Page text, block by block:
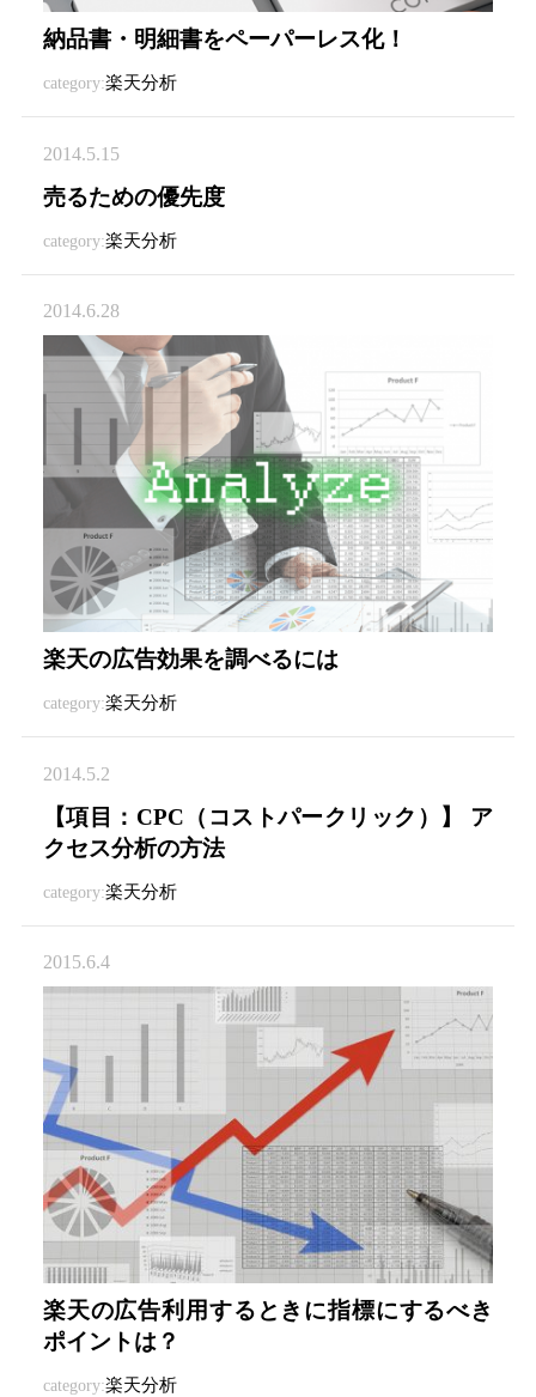
納品書・明細書をペーパーレス化！
category:楽天分析
2014.5.15
売るための優先度
category:楽天分析
2014.6.28
楽天の広告効果を調べるには
category:楽天分析
2014.5.2
【項目：CPC（コストパークリック）】 ア
クセス分析の方法
category:楽天分析
2015.6.4
楽天の広告利用するときに指標にするべき
ポイントは？
category:楽天分析